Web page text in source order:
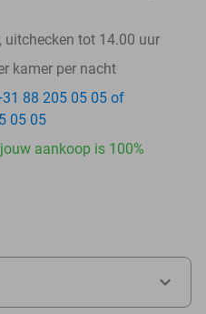
uitchecken tot 14.00 uur
kamer per nacht
88 205 05 05 of
05 05
aankoop is 100%